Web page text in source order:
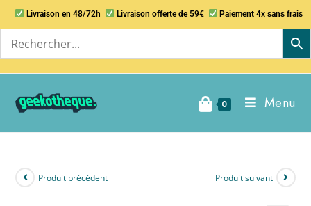
Livraison en 48/72h Livraison offerte de 59€ Paiement 4x sans frais
0 Menu
Produit précédent Produit suivant